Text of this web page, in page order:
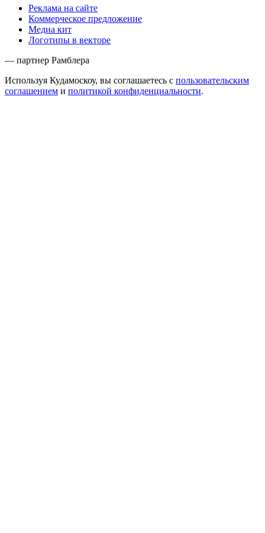
Реклама на сайте
Коммерческое предложение
Медиа кит
Логотипы в векторе
— партнер Рамблера
Используя Кудамоскоу, вы соглашаетесь с пользовательским
соглашением и политикой конфиденциальности.